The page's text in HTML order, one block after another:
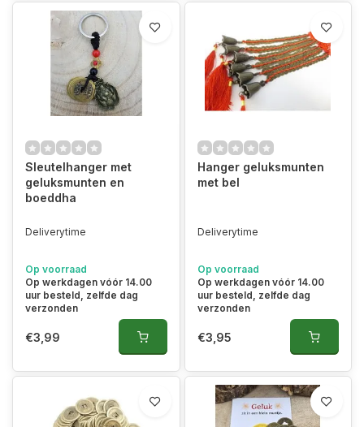
Sleutelhanger met
geluksmunten en
boeddha
Deliverytime
Op voorraad
Op werkdagen vóór 14.00
uur besteld, zelfde dag
verzonden
€3,99
Hanger geluksmunten
met bel
Deliverytime
Op voorraad
Op werkdagen vóór 14.00
uur besteld, zelfde dag
verzonden
€3,95